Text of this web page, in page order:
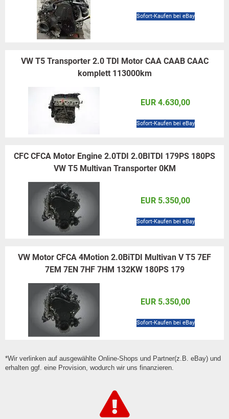
Sofort-Kaufen bei eBay
VW T5 Transporter 2.0 TDI Motor CAA CAAB CAAC
komplett 113000km
EUR 4.630,00
Sofort-Kaufen bei eBay
CFC CFCA Motor Engine 2.0TDI 2.0BITDI 179PS 180PS
VW T5 Multivan Transporter 0KM
EUR 5.350,00
Sofort-Kaufen bei eBay
VW Motor CFCA 4Motion 2.0BiTDI Multivan V T5 7EF
7EM 7EN 7HF 7HM 132KW 180PS 179
EUR 5.350,00
Sofort-Kaufen bei eBay
*Wir verlinken auf ausgewählte Online-Shops und Partner(z.B. eBay) und
erhalten ggf. eine Provision, wodurch wir uns finanzieren.